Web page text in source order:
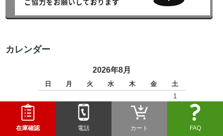
カレンダー
2026年8月
日 月 火 水 木 金
土
1
6
11
18
在庫確認 電話 カート FAQ